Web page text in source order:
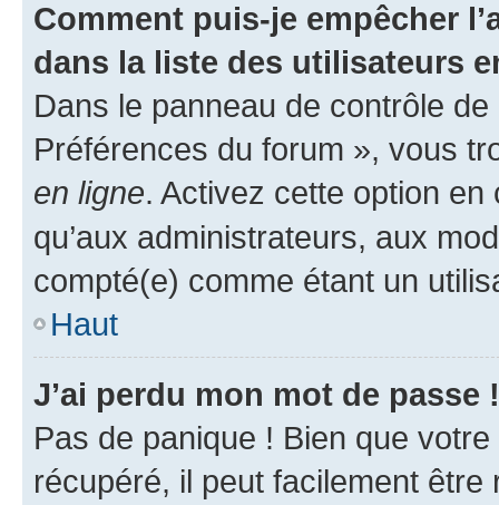
Comment puis-je empêcher
dans la liste des utilisateurs
Dans le panneau de contrôle
Préférences du forum », vous
en ligne. Activez cette option
qu’aux administrateurs, aux
compté(e) comme étant un
Haut
J’ai perdu mon mot de passe !
Pas de panique ! Bien que
récupéré, il peut facilement